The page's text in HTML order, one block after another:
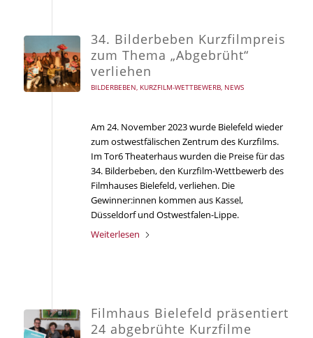
34. Bilderbeben Kurzfilmpreis
zum Thema „Abgebrüht“
verliehen
BILDERBEBEN KURZFILM-WETTBEWERB, NEWS
Am 24. November 2023 wurde Bielefeld wieder
zum ostwestfälischen Zentrum des Kurzfilms.
Im Tor6 Theaterhaus wurden die Preise für das
34. Bilderbeben, den Kurzfilm-Wettbewerb des
Filmhauses Bielefeld, verliehen. Die
Gewinner:innen kommen aus Kassel,
Düsseldorf und Ostwestfalen-Lippe.
Weiterlesen
Filmhaus Bielefeld präsentiert
24 abgebrühte Kurzfilme